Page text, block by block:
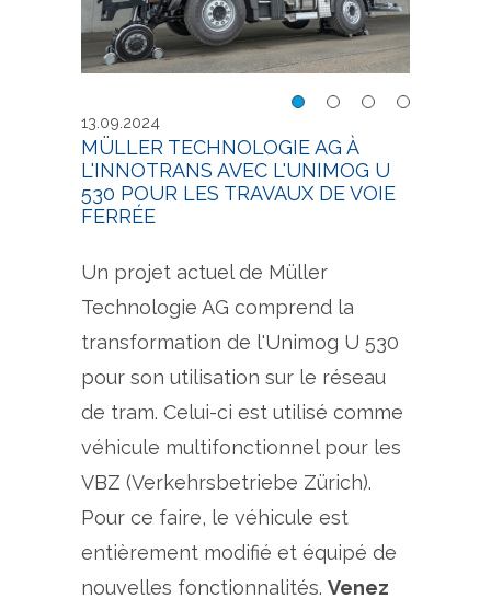
Unimog rail-route comme
porte-engin sur le réseau
de tram
13.09.2024
MÜLLER TECHNOLOGIE AG À
L'INNOTRANS AVEC L'UNIMOG U
530 POUR LES TRAVAUX DE VOIE
FERRÉE
Un projet actuel de Müller
Technologie AG comprend la
transformation de l'Unimog U 530
pour son utilisation sur le réseau
de tram. Celui-ci est utilisé comme
véhicule multifonctionnel pour les
VBZ (Verkehrsbetriebe Zürich).
Pour ce faire, le véhicule est
entièrement modifié et équipé de
nouvelles fonctionnalités. Venez